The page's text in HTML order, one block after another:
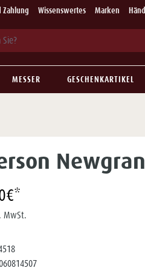
Zahlung Wissenswertes Marken
MESSER GESCHENKARTIKEL
MwSt.